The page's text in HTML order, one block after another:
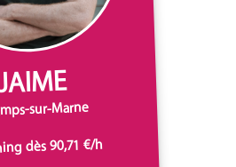
sur-Marne
dès 90,71 €/h